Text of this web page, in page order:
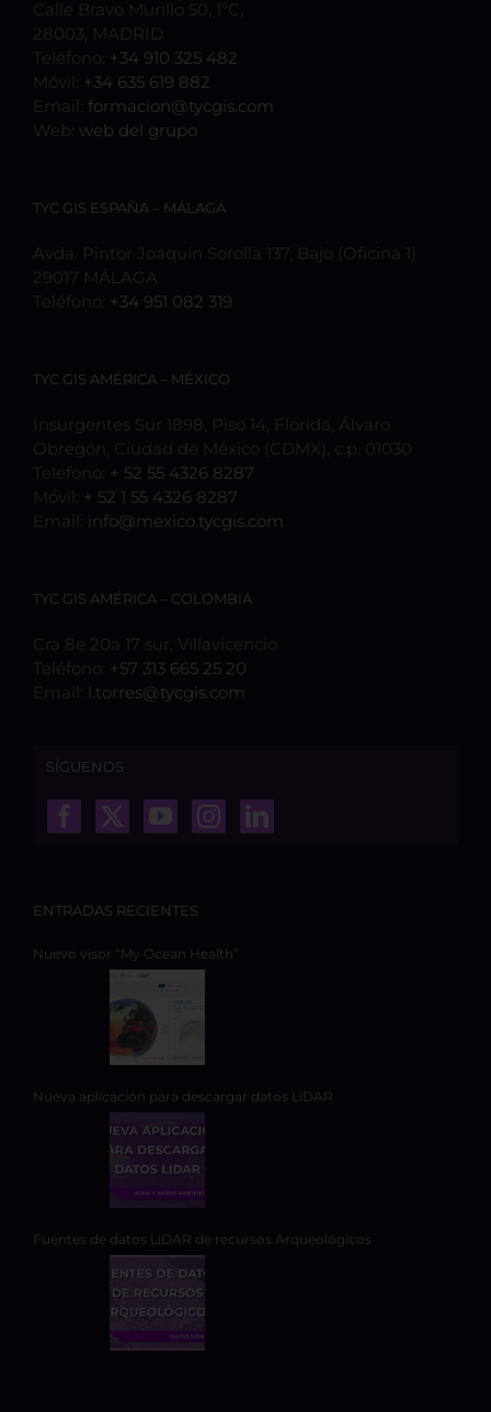
Calle Bravo Murillo 50, 1ºC,
28003, MADRID
Teléfono: +34 910 325 482
Móvil: +34 635 619 882
Email: formacion@tycgis.com
Web: web del grupo
TYC GIS ESPAÑA – MÁLAGA
Avda. Pintor Joaquín Sorolla 137, Bajo (Oficina 1)
29017 MÁLAGA
Teléfono: +34 951 082 319
TYC GIS AMÉRICA – MÉXICO
Insurgentes Sur 1898, Piso 14, Florida, Álvaro
Obregón, Ciudad de México (CDMX), c.p. 01030
Teléfono: + 52 55 4326 8287
Móvil: + 52 1 55 4326 8287
Email: info@mexico.tycgis.com
TYC GIS AMÉRICA – COLOMBIA
Cra 8e 20a 17 sur, Villavicencio
Teléfono: +57 313 665 25 20
Email: l.torres@tycgis.com
SÍGUENOS
ENTRADAS RECIENTES
Nuevo visor “My Ocean Health”
Nueva aplicación para descargar datos LiDAR
Fuentes de datos LiDAR de recursos Arqueológicos